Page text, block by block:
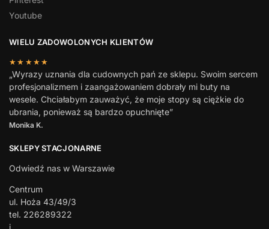
Youtube
WIELU ZADOWOLONYCH KLIENTÓW
★★★★★
„Wyrazy uznania dla cudownych pań ze sklepu. Swoim sercem
profesjonalizmem i zaangażowaniem dobrały mi buty na
wesele. Chciałabym zauważyć, że moje stopy są ciężkie do
ubrania, ponieważ są bardzo opuchnięte”
Monika K.
SKLEPY STACJONARNE
Odwiedź nas w Warszawie
Centrum
ul. Hoża 43/49/3
tel. 226289322
i